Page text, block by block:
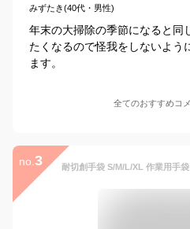
みずたき(40代・男性)
年末の大掃除の季節になると同
たくなるので怪我をしないよう
ます。
全てのおすすめコ
no. 3